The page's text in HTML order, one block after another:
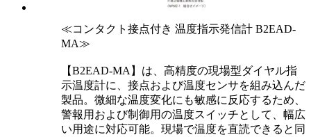
≪コンタクト接点付き 温度指示発信計 B2EAD-
MA≫
【B2EAD-MA】は、高精度の現場型ダイヤル指
示温度計に、接点および温度センサを組み込んだ
製品。微細な温度変化にも敏感に反応するため、
警報用および制御用の温度スイッチとして、幅広
い用途に対応可能。現場で温度を直読できると同